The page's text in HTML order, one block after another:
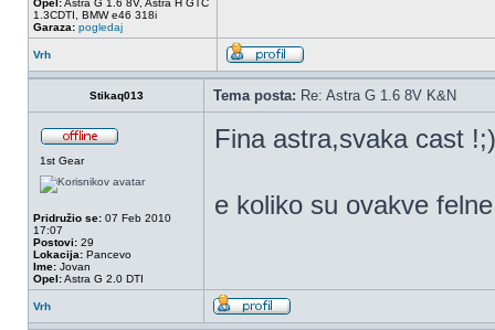
Opel:Astra G 1.6 8V, Astra H GTC
1.3CDTI, BMW e46 318i
Garaza: pogledaj
Vrh
Stikaq013 Tema posta: Re: Astra G 1.6 8V K&N
1st Gear
Pridružio se: 07 Feb 2010
17:07
Postovi: 29
Lokacija: Pancevo
Ime: Jovan
Opel:Astra G 2.0 DTI
Fina astra,svaka cast !;)
e koliko su ovakve
Vrh